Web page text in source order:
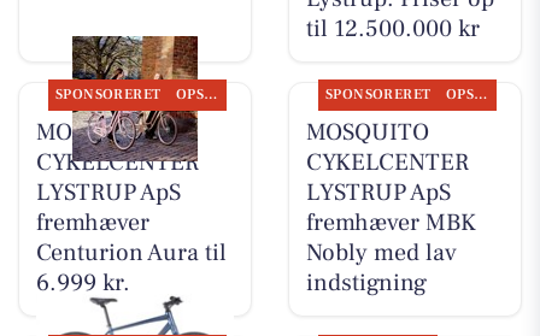
til 12.500.000 kr
SPONSORERET OPSLAGSTAVLEN
MOSQUITO
CYKELCENTER
LYSTRUP ApS
fremhæver
Centurion Aura til
6.999 kr.
SPONSORERET OPSLAGSTAVLEN
MOSQUITO
CYKELCENTER
LYSTRUP ApS
fremhæver MBK
Nobly med lav
indstigning